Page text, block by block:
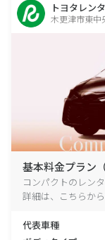
トヨタレン
木更津市東中
基本料金プラン（
コンパクトのレン
詳細は、こちらか
代表車種